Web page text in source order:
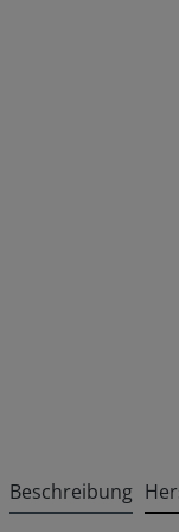
Beschreibung